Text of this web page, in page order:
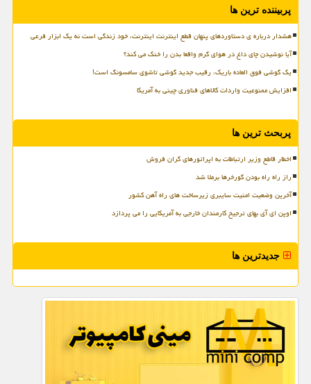
پربیننده ترین ها
هشدار درباره ی دستاوردهای پنهان قطع اینترنت اینترنت، خود زندگی است نه یک ابزار فرعی
آیا نوشیدن چای داغ در هوای گرم واقعا بدن را خنک می کند؟
یک گوشی فوق العاده باریک، رقیب جدید گوشی تاشوی سامسونگ است!
افزایش ممنوعیت واردات کالاهای فناوری چینی به آمریکا
پربحث ترین ها
اخطار قاطع وزیر ارتباطات به اپراتورهای گران فروش
راز راه راه بودن گورخرها برملا شد
آخرین وضعیت امنیت سایبری زیرساخت های راه آهن کشور
اوپن ای آی بهای ترجیح کارمندان خارجی به آمریکایی را می پردازد
جدیدترین ها